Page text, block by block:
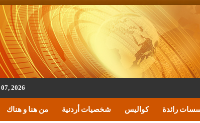
2026
من هنا و هناك شخصيات أردنية كواليس رائدة